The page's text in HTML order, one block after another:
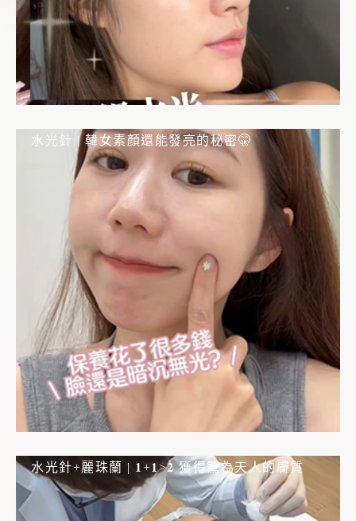
水光針 | 韓女素顏還能發亮的秘密🤫
水光針+麗珠蘭 | 𝟏+𝟏>𝟐 獲得驚為天人的膚質